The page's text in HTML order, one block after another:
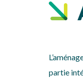
partie